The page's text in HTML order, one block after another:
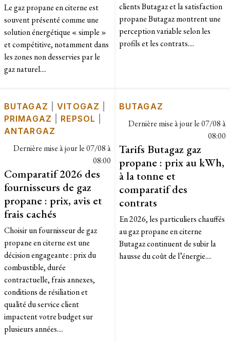
Le gaz propane en citerne est
souvent présenté comme une
solution énergétique « simple »
et compétitive, notamment dans
les zones non desservies par le
gaz naturel....
clients Butagaz et la satisfaction
propane Butagaz montrent une
perception variable selon les
profils et les contrats....
BUTAGAZ |VITOGAZ
PRIMAGAZ
REPSOL
ANTARGAZ
Dernière mise à jour le07/08 à
08:00
Comparatif 2026 des
fournisseurs de gaz
propane : prix, avis et
frais cachés
Choisir un fournisseur de gaz
propane en citerne est une
décision engageante : prix du
combustible, durée
contractuelle, frais annexes,
conditions de résiliation et
qualité du service client
impactent votre budget sur
plusieurs années....
BUTAGAZ
Dernière mise à jour le07/08 à
08:00
Tarifs Butagaz gaz
propane : prix au kWh,
à la tonne et
comparatif des
contrats
En 2026, les particuliers chauffés
au gaz propane en citerne
Butagaz continuent de subir la
hausse du coût de l’énergie....